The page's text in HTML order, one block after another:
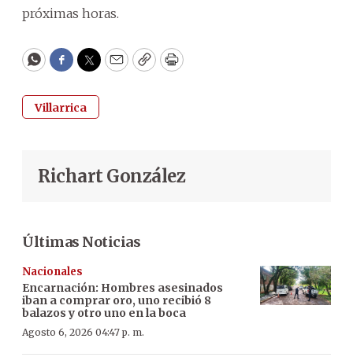
próximas horas.
WhatsApp
Facebook
Twitter
EmailCopyPrint
Villarrica
Richart González
Últimas Noticias
Nacionales
Encarnación: Hombres asesinados
iban a comprar oro, uno recibió 8
balazos y otro uno en la boca
Agosto 6, 2026 04:47 p. m.